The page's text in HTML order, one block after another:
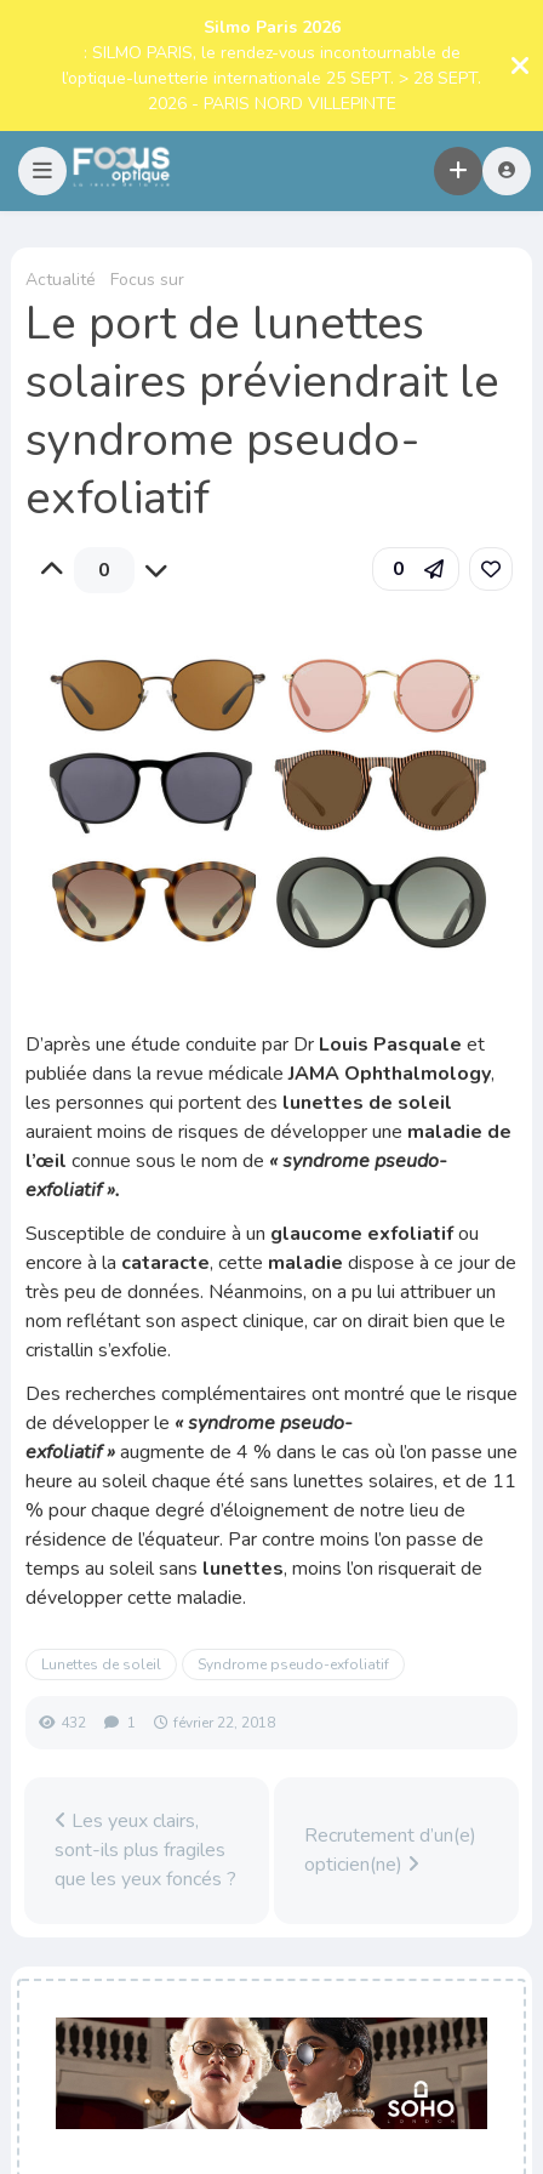
Silmo Paris 2026
: SILMO PARIS, le rendez-vous incontournable de
l’optique-lunetterie internationale 25 SEPT. > 28 SEPT.
2026 - PARIS NORD VILLEPINTE
Actualité Focus sur
Le port de lunettes
solaires préviendrait le
syndrome pseudo-
exfoliatif
0 0
D’après une étude conduite par Dr Louis Pasquale et
publiée dans la revue médicaleJAMA Ophthalmology,
les personnes qui portent des lunettes de soleil
auraient moins de risques de développer une maladie de
l’œil connue sous le nom de « syndrome pseudo-
exfoliatif ».
Susceptible de conduire à un glaucome exfoliatifou
encore à la cataracte, cette maladie dispose à ce jour de
très peu de données. Néanmoins, on a pu lui attribuer un
nom reflétant son aspect clinique, car on dirait bien que le
cristallin s’exfolie.
Des recherches complémentaires ont montré que le risque
de développer le «syndrome pseudo-
exfoliatif »augmente de 4 % dans le cas où l’on passe une
heure au soleil chaque été sans lunettes solaires, et de 11
% pour chaque degré d’éloignement de notre lieu de
résidence de l’équateur. Par contre moins l’on passe de
temps au soleil sans lunettes, moins l’on risquerait de
développer cette maladie.
Lunettes de soleil Syndrome pseudo-exfoliatif
432 1 février 22, 2018
Les yeux clairs,
sont-ils plus fragiles
que les yeux foncés ?
Recrutement d’un(e)
opticien(ne)